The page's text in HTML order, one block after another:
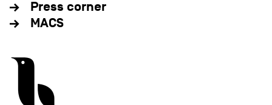
Press corner
MACS